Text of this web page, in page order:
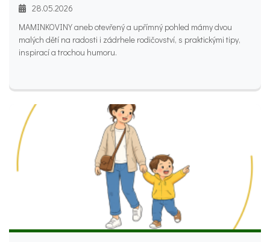
28.05.2026
MAMINKOVINY aneb otevřený a upřímný pohled mámy dvou
malých dětí na radosti i zádrhele rodičovství, s praktickými tipy,
inspirací a trochou humoru.